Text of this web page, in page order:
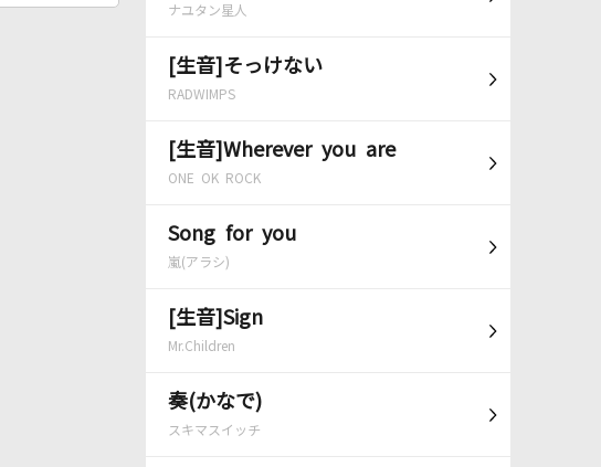
ナユタン星人
[生音]そっけない
RADWIMPS
[生音]Wherever you are
ONE OK ROCK
Song for you
嵐(アラシ)
[生音]Sign
Mr.Children
奏(かなで)
スキマスイッチ